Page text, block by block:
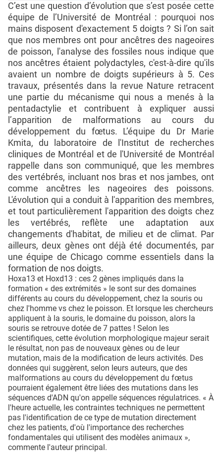
C’est une question d’évolution que s’est posée cette
équipe de l’Université de Montréal : pourquoi nos
mains disposent d'exactement 5 doigts ? Si l’on sait
que nos membres ont pour ancêtres des nageoires
de poisson, l'analyse des fossiles nous indique que
nos ancêtres étaient polydactyles, c'est-à-dire qu'ils
avaient un nombre de doigts supérieurs à 5. Ces
travaux, présentés dans la revue Nature retracent
une partie du mécanisme qui nous a menés à la
pentadactylie et contribuent à expliquer aussi
l’apparition de malformations au cours du
développement du fœtus. L’équipe du Dr Marie
Kmita, du laboratoire de l'Institut de recherches
cliniques de Montréal et de l'Université de Montréal
rappelle dans son communiqué, que les membres
des vertébrés, incluant nos bras et nos jambes, ont
comme ancêtres les nageoires des poissons.
L'évolution qui a conduit à l'apparition des membres,
et tout particulièrement l'apparition des doigts chez
les vertébrés, reflète une adaptation aux
changements d'habitat, de milieu et de climat. Par
ailleurs, deux gènes ont déjà été documentés, par
une équipe de Chicago comme essentiels dans la
formation de nos doigts.
Hoxa13 et Hoxd13 : ces 2 gènes impliqués dans la
formation « des extrémités » le sont sur des domaines
différents au cours du développement, chez la souris ou
chez l'homme vs chez le poisson. Et lorsque les chercheurs
appliquent à la souris, le domaine du poisson, alors la
souris se retrouve dotée de 7 pattes ! Selon les
scientifiques, cette évolution morphologique majeur serait
le résultat, non pas de nouveaux gènes ou de leur
mutation, mais de la modification de leurs activités. Des
données qui suggèrent, selon leurs auteurs, que des
malformations au cours du développement du fœtus
pourraient également être liées des mutations dans les
séquences d'ADN qu'on appelle séquences régulatrices. « À
l'heure actuelle, les contraintes techniques ne permettent
pas l'identification de ce type de mutation directement
chez les patients, d'où l'importance des recherches
fondamentales qui utilisent des modèles animaux »,
commente l'auteur principal.